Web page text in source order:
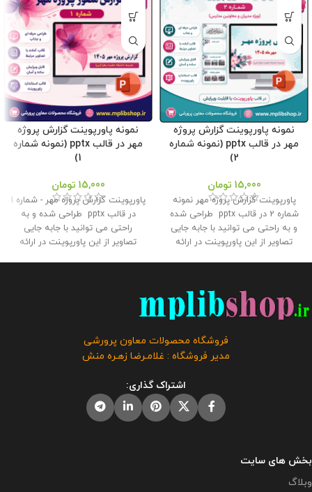
نمونه پاورپوینت گزارش پروژه
مهر در قالب pptx (نمونه شماره
2)
15,000 تومان
پاورپوینت گزارش پروژه مهر نمونه
شماره 2 در قالب pptx طراحی شده
و به راحتی می توانید با جابه جایی
تصاویر از این پاورپوینت در ارائه
پرورشی طراحی و تولید گردیده است
. حجم فایل : 15 مگابایت
کلیه حقوق
معاون پرورشی متعلق می باشد و
فروش و انتشار این محصول به هر
نمونه پاورپوینت گزارش پروژه
مهر در قالب pptx (نمونه شماره
1)
15,000 تومان
پاورپوینت گزارش پروژه مهر - شماره 1
در قالب pptx طراحی شده و به
راحتی می توانید با جابه جایی
تصاویر از این پاورپوینت در ارائه
پرورشی طراحی و تولید گردیده است
وبلاگ معاون پرورشی متعلق می
باشد و فروش و انتشار این محصول
باشد و شرعا حرام می باشد.
فروشگاه محصولات معاون پرورشی
مدیر فروشگاه : غلامـرضا زهـره منش
اشتراک گذاری:
بخش های سایت
وبلاگ